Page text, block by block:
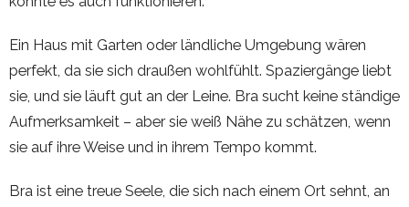
Ein Haus mit Garten oder ländliche Umgebung wären
perfekt, da sie sich draußen wohlfühlt. Spaziergänge liebt
sie, und sie läuft gut an der Leine. Bra sucht keine ständige
Aufmerksamkeit – aber sie weiß Nähe zu schätzen, wenn
sie auf ihre Weise und in ihrem Tempo kommt.
Bra ist eine treue Seele, die sich nach einem Ort sehnt, an